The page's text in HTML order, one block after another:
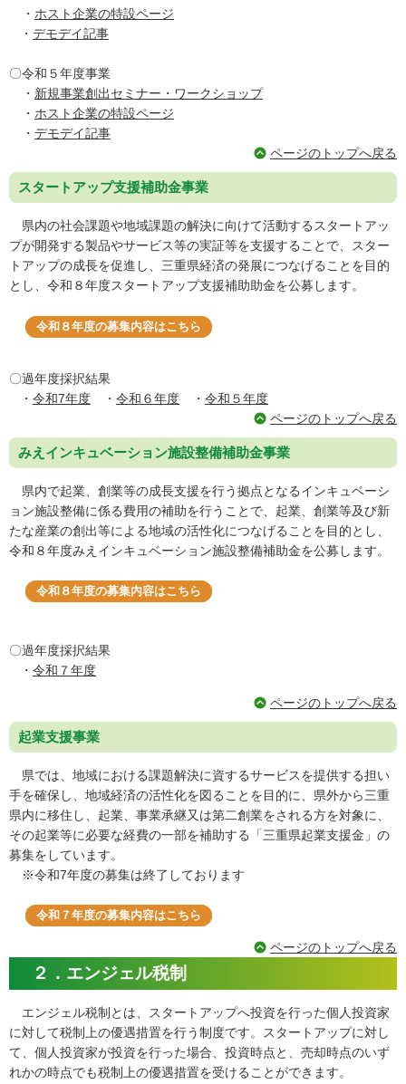
・ ホスト企業の特設ページ
・ デモデイ記事
〇令和５年度事業
・ 新規事業創出セミナー・ワークショップ
・ ホスト企業の特設ページ
・ デモデイ記事
ページのトップへ戻る
スタートアップ支援補助金事業
県内の社会課題や地域課題の解決に向けて活動するスタートアッ
プが開発する製品やサービス等の実証等を支援することで、スター
トアップの成長を促進し、三重県経済の発展につなげることを目的
とし、令和８年度スタートアップ支援補助助金を公募します。
令和８年度の募集内容はこちら
〇過年度採択結果
・ 令和7年度 ・ 令和６年度 ・ 令和５年度
ページのトップへ戻る
みえインキュベーション施設整備補助金事業
県内で起業、創業等の成長支援を行う拠点となるインキュベーシ
ョン施設整備に係る費用の補助を行うことで、起業、創業等及び新
たな産業の創出等による地域の活性化につなげることを目的とし、
令和８年度みえインキュベーション施設整備補助金を公募します。
令和８年度の募集内容はこちら
〇過年度採択結果
・ 令和７年度
ページのトップへ戻る
起業支援事業
県では、地域における課題解決に資するサービスを提供する担い
手を確保し、地域経済の活性化を図ることを目的に、県外から三重
県内に移住し、起業、事業承継又は第二創業をされる方を対象に、
その起業等に必要な経費の一部を補助する「三重県起業支援金」の
募集をしています。
※令和7年度の募集は終了しております
令和７年度の募集内容はこちら
ページのトップへ戻る
２．エンジェル税制
エンジェル税制とは、スタートアップへ投資を行った個人投資家
に対して税制上の優遇措置を行う制度です。スタートアップに対し
て、個人投資家が投資を行った場合、投資時点と、売却時点のいず
れかの時点でも税制上の優遇措置を受けることができます。